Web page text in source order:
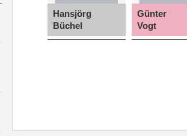
Hansjörg
Büchel
Günter
Vogt